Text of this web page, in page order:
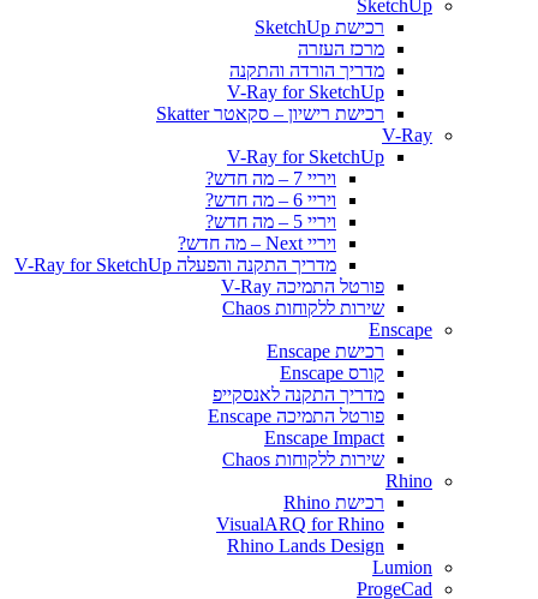
SketchUp
רכישת SketchUp
מרכז העזרה
מדריך הורדה והתקנה
V-Ray for SketchUp
רכישת רישיון – סקאטר Skatter
V-Ray
V-Ray for SketchUp
ויריי 7 – מה חדש?
ויריי 6 – מה חדש?
ויריי 5 – מה חדש?
ויריי Next – מה חדש?
מדריך התקנה והפעלה V-Ray for SketchUp
פורטל התמיכה V-Ray
שירות ללקוחות Chaos
Enscape
רכישת Enscape
קורס Enscape
מדריך התקנה לאנסקייפ
פורטל התמיכה Enscape
Enscape Impact
שירות ללקוחות Chaos
Rhino
רכישת Rhino
VisualARQ for Rhino
Rhino Lands Design
Lumion
ProgeCad